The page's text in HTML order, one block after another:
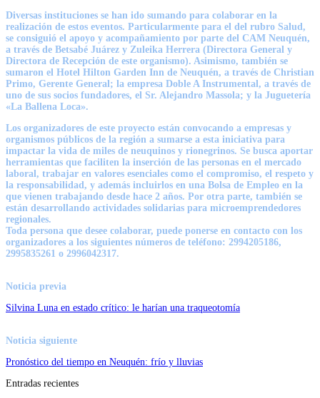
Diversas instituciones se han ido sumando para colaborar en la
realización de estos eventos. Particularmente para el del rubro Salud,
se consiguió el apoyo y acompañamiento por parte del CAM Neuquén,
a través de Betsabé Juárez y Zuleika Herrera (Directora General y
Directora de Recepción de este organismo). Asimismo, también se
sumaron el Hotel Hilton Garden Inn de Neuquén, a través de Christian
Primo, Gerente General; la empresa Doble A Instrumental, a través de
uno de sus socios fundadores, el Sr. Alejandro Massola; y la Juguetería
«La Ballena Loca».
Los organizadores de este proyecto están convocando a empresas y
organismos públicos de la región a sumarse a esta iniciativa para
impactar la vida de miles de neuquinos y rionegrinos. Se busca aportar
herramientas que faciliten la inserción de las personas en el mercado
laboral, trabajar en valores esenciales como el compromiso, el respeto y
la responsabilidad, y además incluirlos en una Bolsa de Empleo en la
que vienen trabajando desde hace 2 años. Por otra parte, también se
están desarrollando actividades solidarias para microemprendedores
regionales.
Toda persona que desee colaborar, puede ponerse en contacto con los
organizadores a los siguientes números de teléfono: 2994205186,
2995835261 o 2996042317.
Noticia previa
Silvina Luna en estado crítico: le harían una traqueotomía
Noticia siguiente
Pronóstico del tiempo en Neuquén: frío y lluvias
Entradas recientes